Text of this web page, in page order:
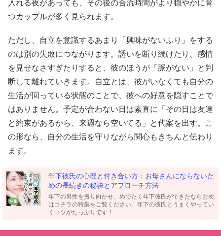
入れる夜があっても、その後の合流時間がより穏やかに育
つカップルが多く見られます。
ただし、自立を意識するあまり「興味がないふり」をする
のは別の失敗につながります。誘いを断り続けたり、感情
を見せなさすぎたりすると、彼のほうが「脈がない」と判
断して離れていきます。自立とは、彼がいなくても自分の
生活が回っている状態のことで、彼への好意を隠すことで
はありません。予定が合わない日は素直に「その日は友達
と約束があるから、来週なら空いてる」と代案を出す。こ
の形なら、自分の生活を守りながら関心もきちんと伝わり
ます。
年下彼氏の心理と付き合い方：お母さんにならないた
めの長続きの秘訣とアプローチ方法
年下の男性を振り向かせ、めでたく年下彼氏ができたならお次
はコチラの特集をご覧ください。年下の彼氏とうまくやってい
くコツがたっぷりです！